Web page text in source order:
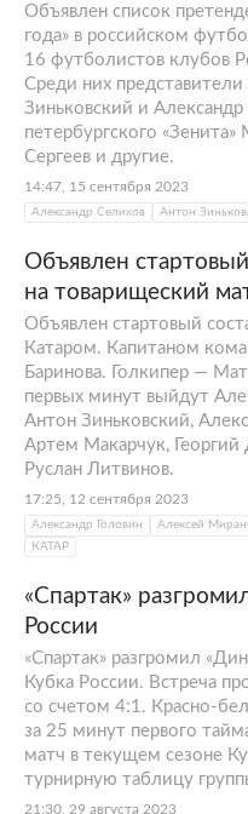
Объявлен список
года» в российском
16 футболистов клубов
Среди них представители
Зиньковский и
петербургского
Сергеев и другие.
14:47, 15 сентября 2023
Александр Селихов Антон
Объявлен
на товарищеский
Объявлен стартовый
Катаром. Капитаном
Баринова. Голкипер —
первых минут выйдут
Антон Зиньковский,
Артем Макарчук,
Руслан Литвинов.
17:25, 12 сентября 2023
Александр Головин Алексей
КАТАР
«Спартак»
России
«Спартак» разгромил
Кубка России. Встреча
со счетом 4:1. Красно-
за 25 минут первого
матч в текущем сезоне
турнирную таблицу
21:30, 29 августа 2023